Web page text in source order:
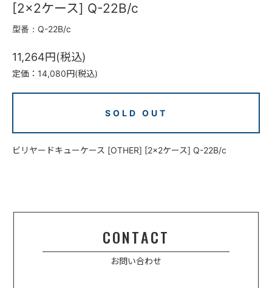
[2×2ケース] Q-22B/c
型番：Q-22B/c
11,264円(税込)
定価：14,080円(税込)
SOLD OUT
ビリヤードキューケース [OTHER] [2×2ケース] Q-22B/c
CONTACT
お問い合わせ